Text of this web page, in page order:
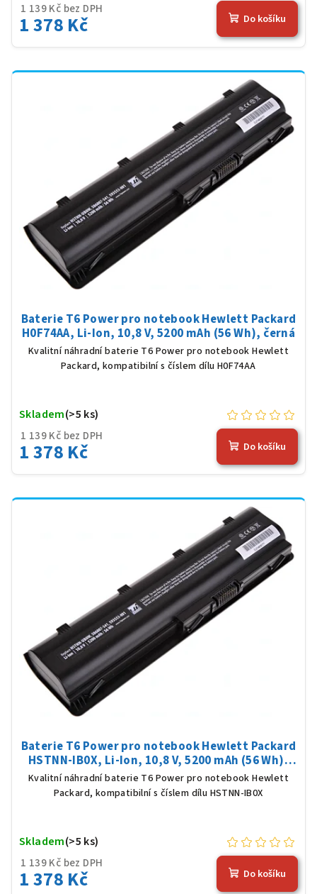
1 139 Kč bez DPH
1 378 Kč Do košíku
Baterie T6 Power pro notebook Hewlett Packard
H0F74AA, Li-Ion, 10,8 V, 5200 mAh (56 Wh), černá
Kvalitní náhradní baterie T6 Power pro notebook Hewlett
Packard, kompatibilní s číslem dílu H0F74AA
1 139 Kč bez DPH
1 378 Kč
Skladem(>5 ks)
Do košíku
Baterie T6 Power pro notebook Hewlett Packard
HSTNN-IB0X, Li-Ion, 10,8 V, 5200 mAh (56 Wh),
černá
Kvalitní náhradní baterie T6 Power pro notebook Hewlett
Packard, kompatibilní s číslem dílu HSTNN-IB0X
1 139 Kč bez DPH
1 378 Kč
Skladem(>5 ks)
Do košíku